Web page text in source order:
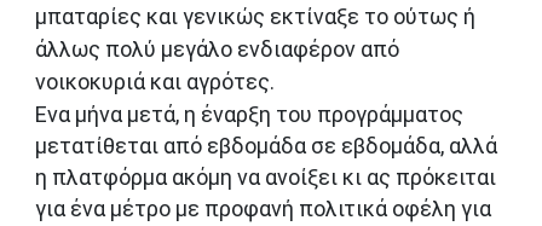
μπαταρίες και γενικώς εκτίναξε το ούτως ή
άλλως πολύ μεγάλο ενδιαφέρον από
νοικοκυριά και αγρότες.
Ενα μήνα μετά, η έναρξη του προγράμματος
μετατίθεται από εβδομάδα σε εβδομάδα, αλλά
η πλατφόρμα ακόμη να ανοίξει κι ας πρόκειται
για ένα μέτρο με προφανή πολιτικά οφέλη για